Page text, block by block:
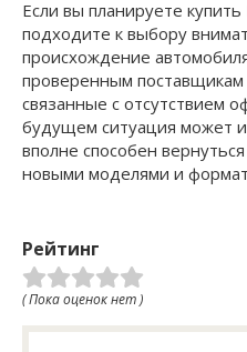
Если вы планируете
подходите к выбору
происхождение
проверенным поставщикам
связанные с отсутствием
будущем ситуация может
вполне способен
новыми моделями и
Рейтинг
( Пока оценок нет )